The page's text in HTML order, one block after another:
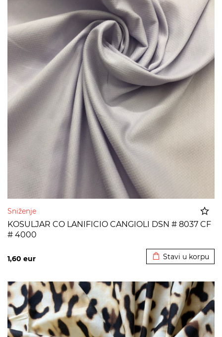
Sniženje
KOSULJAR CO LANIFICIO CANGIOLI DSN # 8037 CF
# 4000
1,60 eur Stavi u korpu